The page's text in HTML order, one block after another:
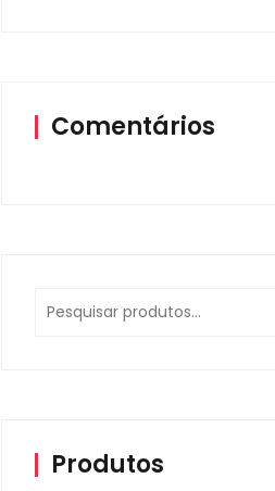
Comentários
Produtos